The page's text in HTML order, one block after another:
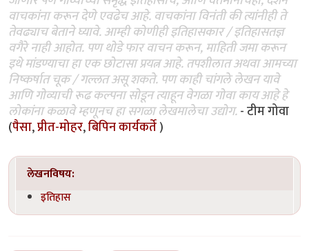
वाचकांना करून देणे एवढेच आहे. वाचकांना विनंती की त्यांनीही ते
तेवढ्याच बेताने घ्यावे. आम्ही कोणीही इतिहासकार / इतिहासतज्ञ
वगैरे नाही आहोत. पण थोडे फार वाचन करून, माहिती जमा करून
इथे मांडण्याचा हा एक छोटासा प्रयत्न आहे. तपशीलात अथवा आमच्या
निष्कर्षात चूक / गल्लत असू शकते. पण काही चांगले लेखन यावे
आणि गोव्याची रूढ कल्पना सोडून त्याहून वेगळा गोवा काय आहे हे
लोकांना कळावे म्हणूनच हा सगळा लेखमालेचा उद्योग.- टीम गोवा
(पैसा,प्रीत-मोहर,बिपिन कार्यकर्ते)
लेखनविषय:
इतिहास